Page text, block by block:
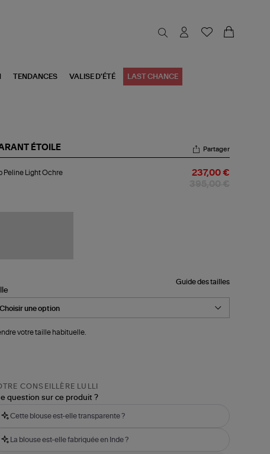
TENDANCES VALISE D'ÉTÉ LAST CHANCE
ÉTOILE Partager
Peline Light Ochre 237,00 €
Guide des tailles
votre taille habituelle.
CONSEILLÈRE LULLI
question sur ce produit ?
Cette blouse est-elle transparente ?
La blouse est-elle fabriquée en Inde ?